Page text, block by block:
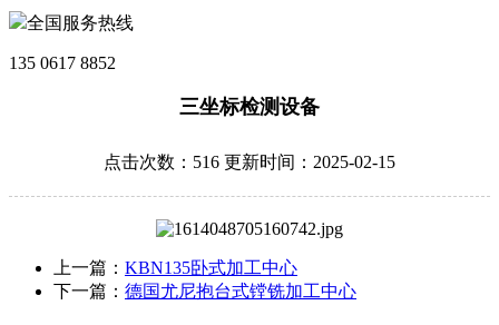
全国服务热线
135 0617 8852
三坐标检测设备
点击次数：516 更新时间：2025-02-15
上一篇： KBN135卧式加工中心
下一篇： 德国尤尼抱台式镗铣加工中心